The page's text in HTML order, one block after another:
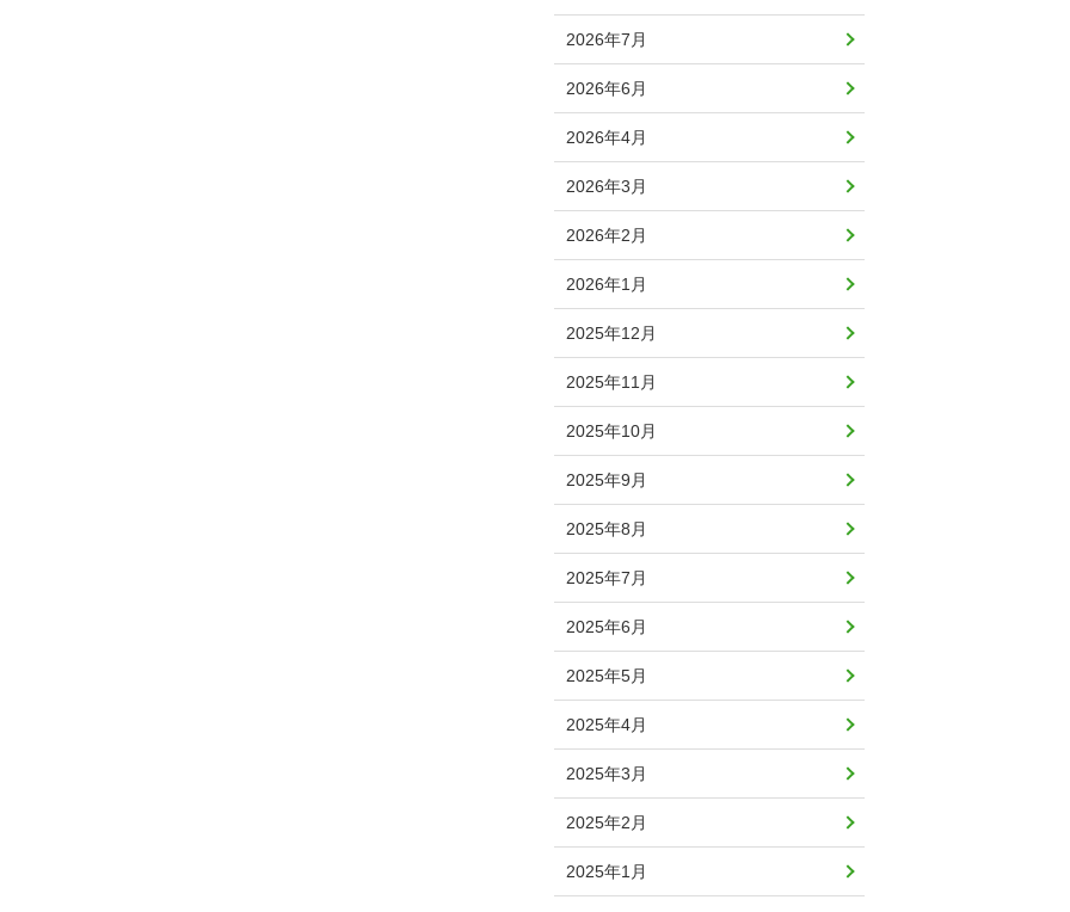
2026年7月
2026年6月
2026年4月
2026年3月
2026年2月
2026年1月
2025年12月
2025年11月
2025年10月
2025年9月
2025年8月
2025年7月
2025年6月
2025年5月
2025年4月
2025年3月
2025年2月
2025年1月